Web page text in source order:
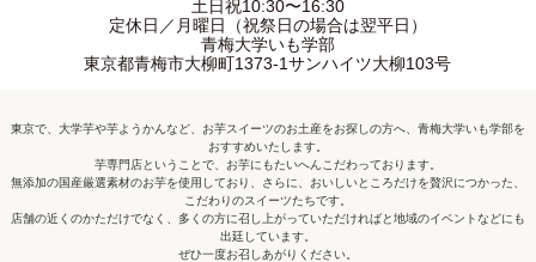
土日祝10:30〜16:30
定休日／月曜日（祝祭日の場合は翌平日）
青梅大学いも学部
東京都青梅市大柳町1373-1サンハイツ大柳103号
東京で、大学芋や芋ようかんなど、お芋スイーツのお土産をお探しの方へ、青梅大学いも学部を
おすすめいたします。
芋専門店ということで、お芋にもたいへんこだわっております。
無添加の国産厳選素材のお芋を使用しており、さらに、おいしいところだけを贅沢につかった、
こだわりのスイーツたちです。
店舗の近くのかただけでなく、多くの方に召し上がっていただければと地域のイベントなどにも
出廷しています。
ぜひ一度お召しあがりください。